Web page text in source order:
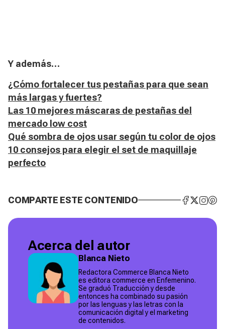
Y además…
¿Cómo fortalecer tus pestañas para que sean
más largas y fuertes?
Las 10 mejores máscaras de pestañas del
mercado low cost
Qué sombra de ojos usar según tu color de ojos
10 consejos para elegir el set de maquillaje
perfecto
COMPARTE ESTE CONTENIDO
Acerca del autor
Blanca Nieto
Redactora Commerce Blanca Nieto
es editora commerce en Enfemenino.
Se graduó Traducción y desde
entonces ha combinado su pasión
por las lenguas y las letras con la
comunicación digital y el marketing
de contenidos.